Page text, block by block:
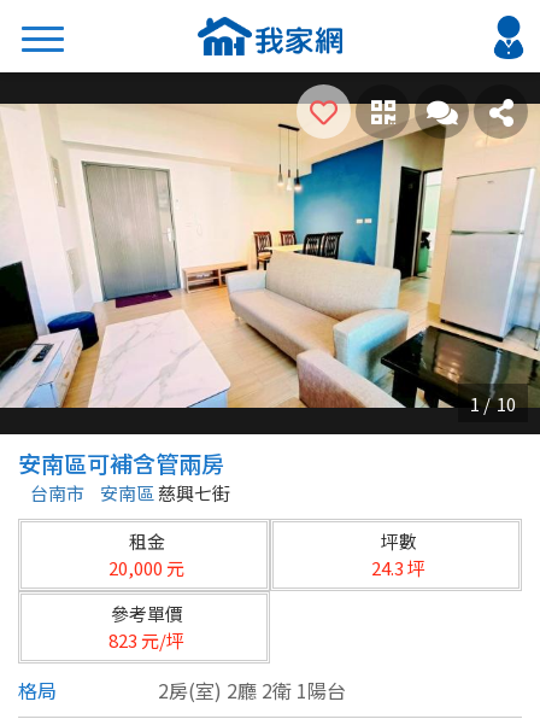
搜尋
熱門關鍵字
2026 台北降價好屋限量釋出
2026 新北降價好屋限量釋出
2026 台中降價好屋限量釋出
2026 台南降價好屋限量釋出
2026 高雄降價好屋限量釋出
縣市
不限
台北市
基隆市
新北市
宜蘭縣
區域
安南區可補含管兩房
台南市 安南區慈興七街
租金
20,000 元
坪數
24.3 坪
參考單價
823 元/坪
格局
2房(室) 2廳 2衛 1陽台